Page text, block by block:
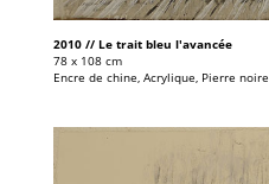
2010 // Le trait bleu l'avancée
78 x 108 cm
Encre de chine, Acrylique, Pierre noire